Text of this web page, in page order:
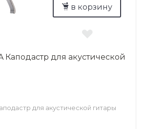
в корзину
Каподастр для акустической
для акустической гитары